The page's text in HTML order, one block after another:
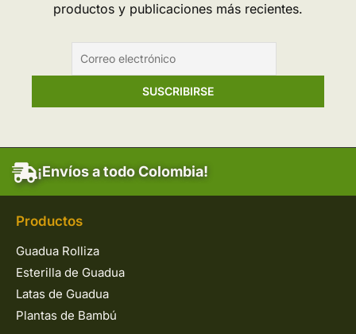
productos y publicaciones más recientes.
¡Envíos a todo Colombia!
Productos
Guadua Rolliza
Esterilla de Guadua
Latas de Guadua
Plantas de Bambú